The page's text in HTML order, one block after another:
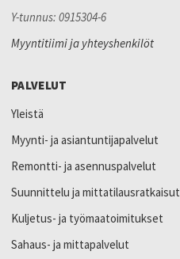
Y-tunnus: 0915304-6
Myyntitiimi ja yhteyshenkilöt
PALVELUT
Yleistä
Myynti- ja asiantuntijapalvelut
Remontti- ja asennuspalvelut
Suunnittelu ja mittatilausratkaisut
Kuljetus- ja työmaatoimitukset
Sahaus- ja mittapalvelut